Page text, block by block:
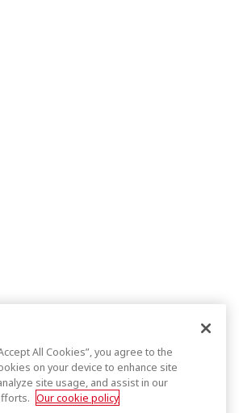
All Cookies”, you agree to the
on your device to enhance site
site usage, and assist in our
Our cookie policy